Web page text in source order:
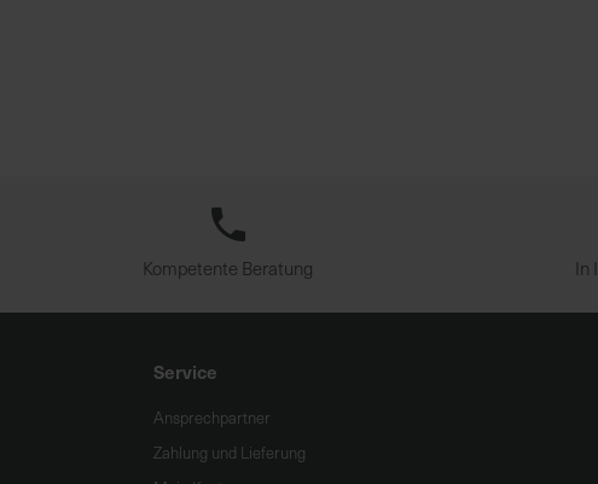
Kompetente Beratung
Service
Ansprechpartner
Zahlung und Lieferung